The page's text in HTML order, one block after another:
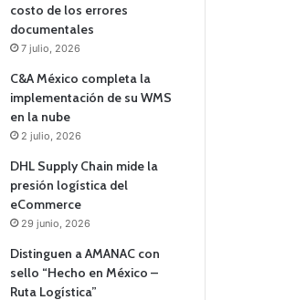
costo de los errores
documentales
7 julio, 2026
C&A México completa la
implementación de su WMS
en la nube
2 julio, 2026
DHL Supply Chain mide la
presión logística del
eCommerce
29 junio, 2026
Distinguen a AMANAC con
sello “Hecho en México –
Ruta Logística”